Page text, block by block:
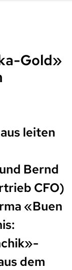
Gold»
leiten
Bernd
CFO)
«Buen
dem